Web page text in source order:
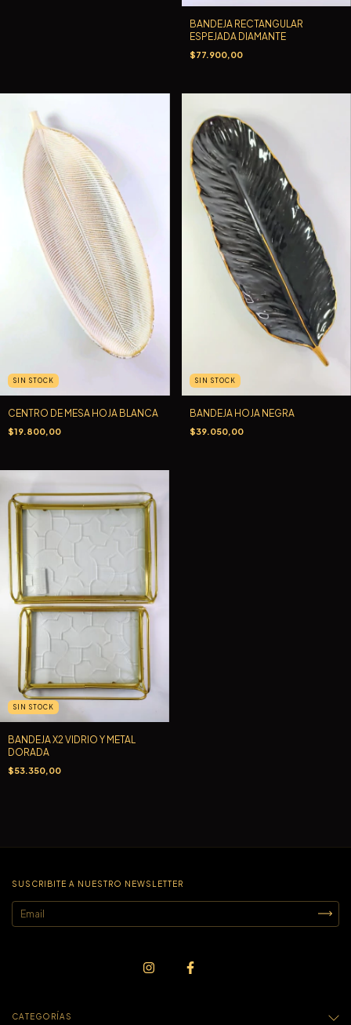
BANDEJA RECTANGULAR
ESPEJADA DIAMANTE
$77.900,00
SIN STOCK
CENTRO DE MESA HOJA BLANCA
$19.800,00
SIN STOCK
BANDEJA HOJA NEGRA
$39.050,00
SIN STOCK
BANDEJA X2 VIDRIO Y METAL
DORADA
$53.350,00
SUSCRIBITE A NUESTRO NEWSLETTER
CATEGORÍAS